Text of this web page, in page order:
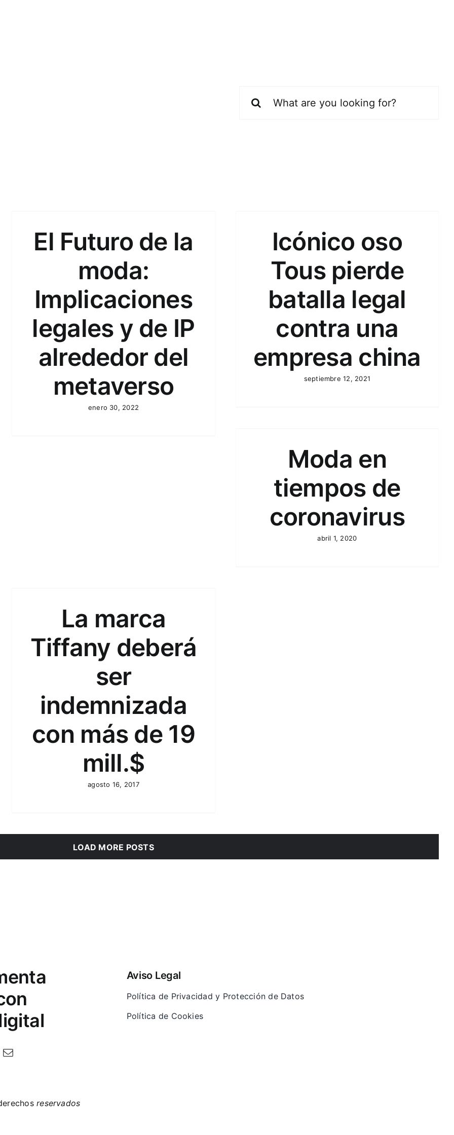
El Futuro de la
moda:
Implicaciones
legales y de IP
alrededor del
metaverso
enero 30, 2022
empresa china
CASOS FASHION PROPIEDAD INDUSTRIAL
Icónico oso
Tous pierde
batalla legal
contra una
empresa china
septiembre 12, 2021
Moda en
tiempos de
coronavirus
abril 1, 2020
La marca
Tiffany deberá
ser
indemnizada
con más de 19
mill.$
agosto 16, 2017
LOAD MORE POSTS
Aviso Legal
Política de Privacidad y Protección de Datos
Política de Cookies
reservados